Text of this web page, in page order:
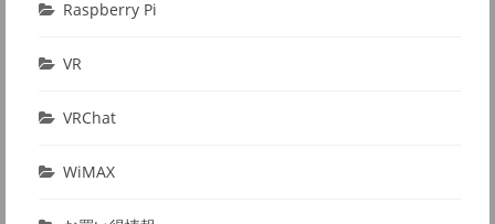
Raspberry Pi
VR
VRChat
WiMAX